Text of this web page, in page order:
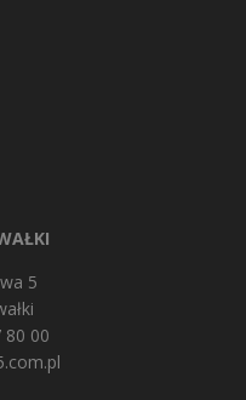
5
80 00